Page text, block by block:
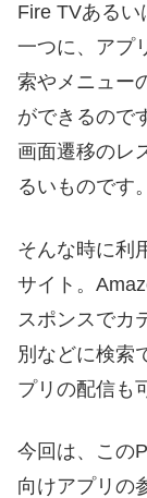
Fire TVある
一つに、アプ
索やメニュー
ができるので
画面遷移のレ
るいものです。
そんな時に利
サイト。
スポンスでカ
別などに検索
プリの配信も
今回は、この
向けアプリの